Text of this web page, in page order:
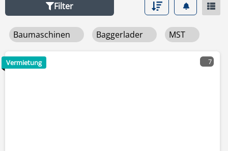
Filter
Baumaschinen Baggerlader MST
7
Vermietung